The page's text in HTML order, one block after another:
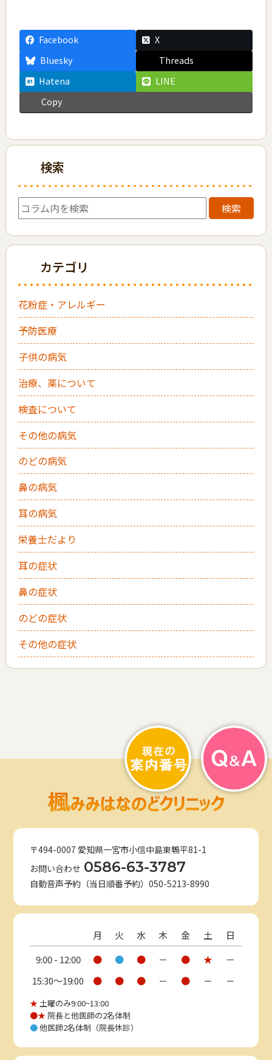
Facebook
X
Bluesky
Threads
Hatena
LINE
Copy
検索
検索
カテゴリ
花粉症・アレルギー
予防医療
子供の病気
治療、薬について
検査について
その他の病気
のどの病気
鼻の病気
耳の病気
栄養士だより
耳の症状
鼻の症状
のどの症状
その他の症状
〒494-0007 愛知県一宮市小信中島東鵯平81-1
お問い合わせ 0586-63-3787
自動音声予約（当日順番予約）050-5213-8990
月 火 水 木 金 土
日
9:00 - 12:00
● ● ● － ● ★
－
15:30〜19:00
● ● ● － ● － －
★ 土曜のみ9:00~13:00
●★ 院長と他医師の2名体制
●他医師2名体制（院長休診）